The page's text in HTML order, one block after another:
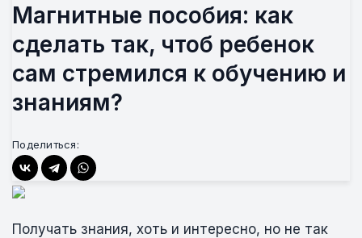
Магнитные пособия: как
сделать так, чтоб ребенок
сам стремился к обучению и
знаниям?
Поделиться:
Получать знания, хоть и интересно, но не так